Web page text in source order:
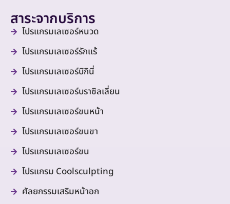
สาระจากบริการ
โปรแกรมเลเซอร์หนวด
โปรแกรมเลเซอร์รักแร้
โปรแกรมเลเซอร์บิกินี่
โปรแกรมเลเซอร์บราซิลเลี่ยน
โปรแกรมเลเซอร์ขนหน้า
โปรแกรมเลเซอร์ขนขา
โปรแกรมเลเซอร์ขน
โปรแกรม Coolsculpting
ศัลยกรรมเสริมหน้าอก